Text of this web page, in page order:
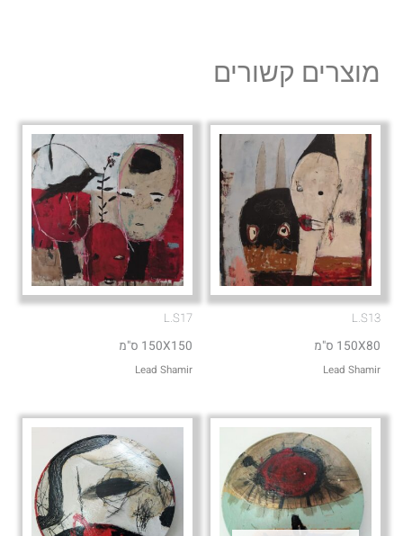
a
a
p
v
e
מוצרים קשורים
L.S13
150X80 ס"מ
Lead Shamir
L.S17
150X150 ס"מ
Lead Shamir